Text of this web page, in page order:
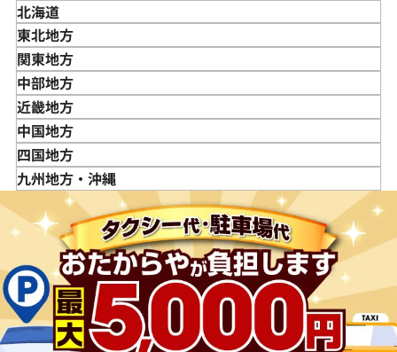
北海道
東北地方
青森県
岩手県
宮城県
秋田県
山形県
福島県
関東地方
東京都
神奈川県
埼玉県
千葉県
茨城県
栃木県
群馬県
中部地方
新潟県
富山県
石川県
山梨県
長野県
岐阜県
静岡県
愛知県
近畿地方
三重県
滋賀県
京都府
兵庫県
奈良県
和歌山県
中国地方
鳥取県
島根県
広島県
山口県
四国地方
徳島県
愛媛県
九州地方・沖縄
佐賀県
長崎県
熊本県
大分県
宮崎県
鹿児島県